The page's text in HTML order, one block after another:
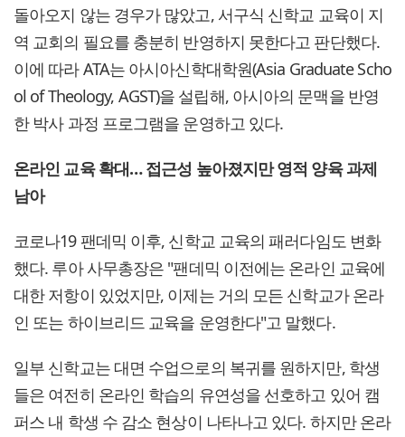
돌아오지 않는 경우가 많았고, 서구식 신학교 교육이 지
역 교회의 필요를 충분히 반영하지 못한다고 판단했다.
이에 따라 ATA는 아시아신학대학원(Asia Graduate Scho
ol of Theology, AGST)을 설립해, 아시아의 문맥을 반영
한 박사 과정 프로그램을 운영하고 있다.
온라인 교육 확대… 접근성 높아졌지만 영적 양육 과제
남아
코로나19 팬데믹 이후, 신학교 교육의 패러다임도 변화
했다. 루아 사무총장은 "팬데믹 이전에는 온라인 교육에
대한 저항이 있었지만, 이제는 거의 모든 신학교가 온라
인 또는 하이브리드 교육을 운영한다"고 말했다.
일부 신학교는 대면 수업으로의 복귀를 원하지만, 학생
들은 여전히 온라인 학습의 유연성을 선호하고 있어 캠
퍼스 내 학생 수 감소 현상이 나타나고 있다. 하지만 온라